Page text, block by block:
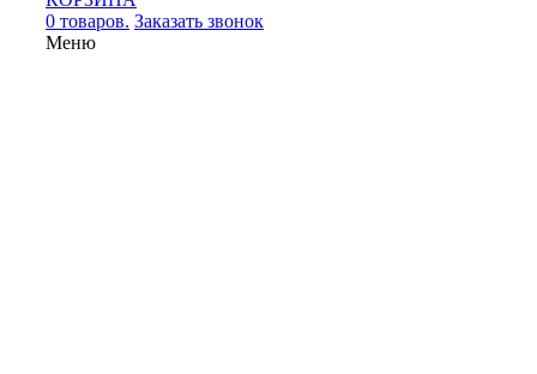
0 товаров. Заказать звонок
Меню